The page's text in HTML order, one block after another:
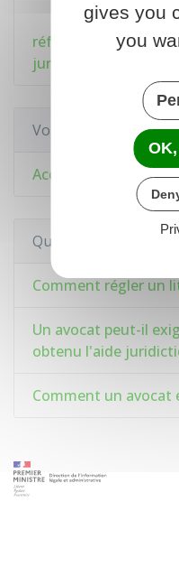
Loi n°71-1130
réforme de certaines
juridiques : article 10
Voir aussi
Accès au droit et à
Questions ? Réponses !
Comment régler un
Un avocat peut-il
obtenu l'aide
Comment un avocat
gives you
you